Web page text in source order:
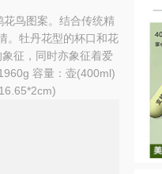
鸟图案。结合传统精
。牡丹花型的杯口和花
征，同时亦象征着爱
容量：壶(400ml)